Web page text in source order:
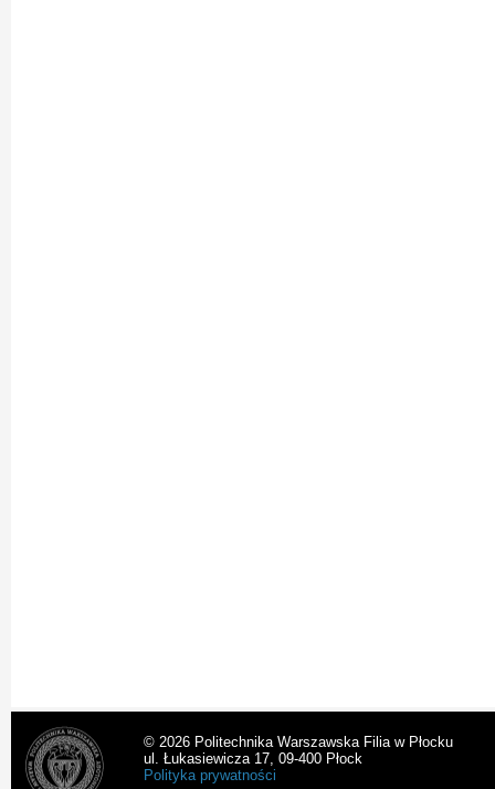
© 2026 Politechnika Warszawska Filia w Płocku
ul. Łukasiewicza 17, 09-400 Płock
Polityka prywatności